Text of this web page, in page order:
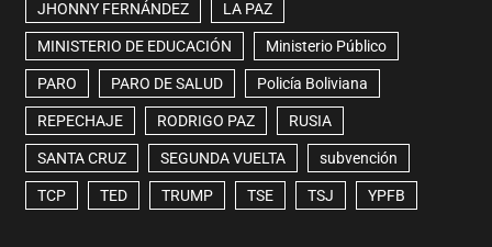
JHONNY FERNÁNDEZ LA PAZ
MINISTERIO DE EDUCACIÓN Ministerio Público
PARO PARO DE SALUD Policía Boliviana
REPECHAJE RODRIGO PAZ RUSIA
SANTA CRUZ SEGUNDA VUELTA subvención
TCP TED TRUMP TSE TSJ YPFB